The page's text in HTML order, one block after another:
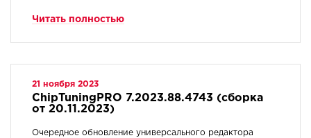
Читать полностью
21 ноября 2023
ChipTuningPRO 7.2023.88.4743 (сборка
от 20.11.2023)
Очередное обновление универсального редактора